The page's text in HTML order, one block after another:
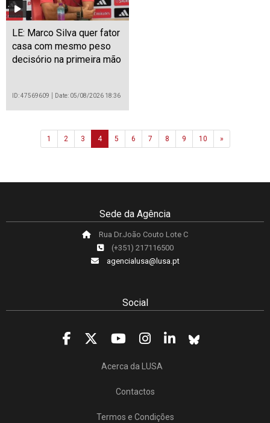
LE: Marco Silva quer fator
casa com mesmo peso
decisório na primeira mão
ID: 47569609 Date: 05/08/2026 18:36
1 2 3 4 5 6 7 8 9 10 »Next
Sede da Agência
Rua Dr.João Couto Lote C
(+351) 217116500
agencialusa@lusa.pt
Social
Acerca da LUSA
Contactos
Termos e Condições